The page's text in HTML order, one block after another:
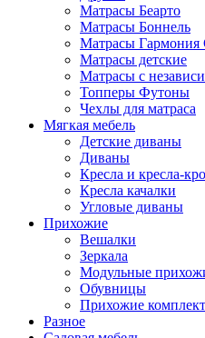
Матрасы Беарто
Матрасы Боннель
Матрасы Гармония
Матрасы детские
Матрасы с
Топперы Футоны
Чехлы для матраса
Мягкая мебель
Детские диваны
Диваны
Кресла и кресла-
Кресла качалки
Угловые диваны
Прихожие
Вешалки
Зеркала
Модульные
Обувницы
Прихожие комплект
Разное